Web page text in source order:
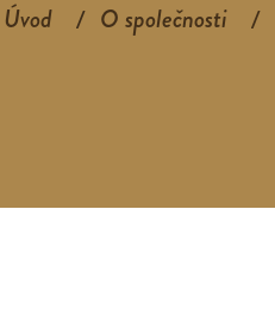
Úvod O společnosti